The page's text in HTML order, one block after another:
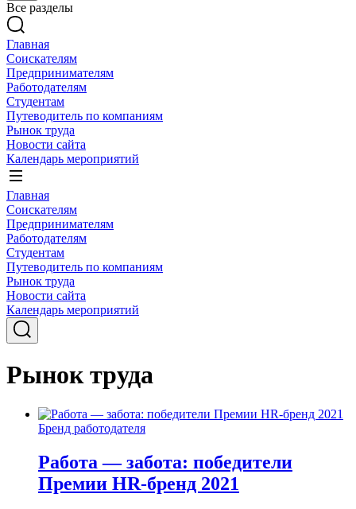
Все разделы
Главная
Соискателям
Предпринимателям
Работодателям
Студентам
Путеводитель по компаниям
Рынок труда
Новости сайта
Календарь мероприятий
Главная
Соискателям
Предпринимателям
Работодателям
Студентам
Путеводитель по компаниям
Рынок труда
Новости сайта
Календарь мероприятий
Рынок труда
Бренд работодателя
Работа — забота: победители
Премии HR-бренд 2021